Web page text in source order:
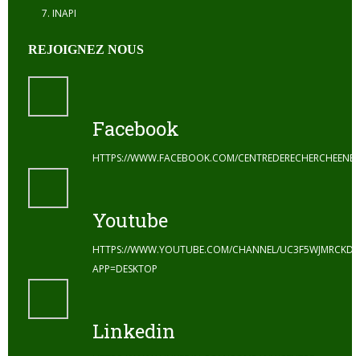
INAPI
REJOIGNEZ NOUS
Facebook
HTTPS://WWW.FACEBOOK.COM/
Youtube
HTTPS://WWW.YOUTUBE.COM/CHANNEL/
APP=DESKTOP
Linkedin